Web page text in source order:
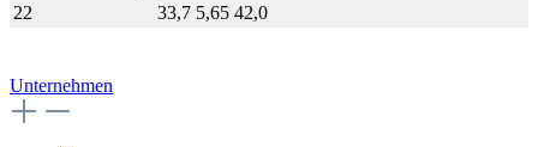
22
33,7 5,65 42,0
Unternehmen